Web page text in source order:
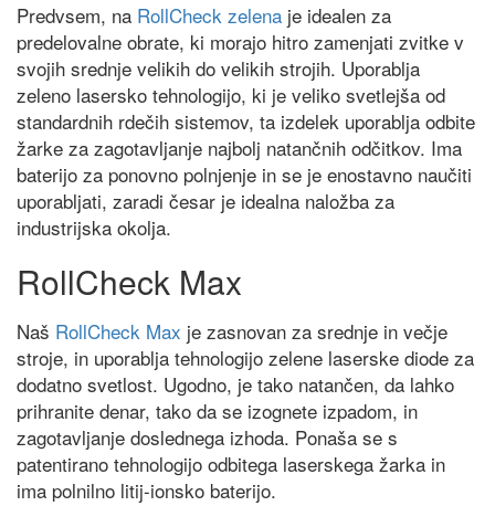
Predvsem, na RollCheck zelena je idealen za
predelovalne obrate, ki morajo hitro zamenjati zvitke v
svojih srednje velikih do velikih strojih. Uporablja
zeleno lasersko tehnologijo, ki je veliko svetlejša od
standardnih rdečih sistemov, ta izdelek uporablja odbite
žarke za zagotavljanje najbolj natančnih odčitkov. Ima
baterijo za ponovno polnjenje in se je enostavno naučiti
uporabljati, zaradi česar je idealna naložba za
industrijska okolja.
RollCheck Max
Naš RollCheck Max je zasnovan za srednje in večje
stroje, in uporablja tehnologijo zelene laserske diode za
dodatno svetlost. Ugodno, je tako natančen, da lahko
prihranite denar, tako da se izognete izpadom, in
zagotavljanje doslednega izhoda. Ponaša se s
patentirano tehnologijo odbitega laserskega žarka in
ima polnilno litij-ionsko baterijo.